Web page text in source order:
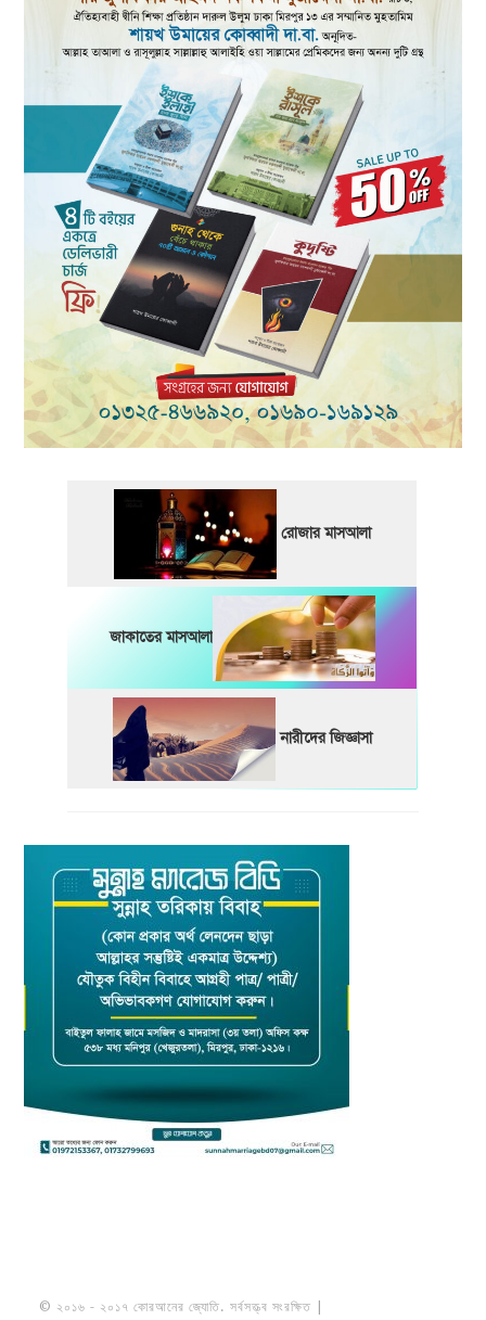
রোজার মাসআলা
জাকাতের মাসআলা
নারীদের জিজ্ঞাসা
© ২০১৬ - ২০১৭ কোরআনের জ্যোতি. সর্বসত্ত্ব সংরক্ষিত |